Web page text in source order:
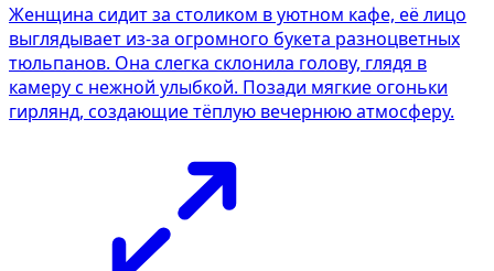
Женщина сидит за столиком в уютном кафе, её лицо
выглядывает из-за огромного букета разноцветных
тюльпанов. Она слегка склонила голову, глядя в
камеру с нежной улыбкой. Позади мягкие огоньки
гирлянд, создающие тёплую вечернюю атмосферу.